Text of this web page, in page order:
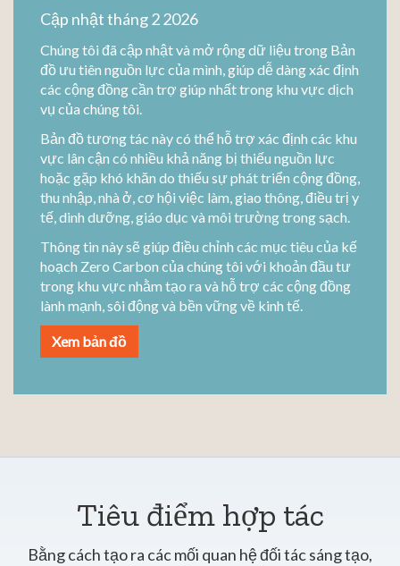
Cập nhật tháng 2 2026
Chúng tôi đã cập nhật và mở rộng dữ liệu trong Bản
đồ ưu tiên nguồn lực của mình, giúp dễ dàng xác định
các cộng đồng cần trợ giúp nhất trong khu vực dịch
vụ của chúng tôi.
Bản đồ tương tác này có thể hỗ trợ xác định các khu
vực lân cận có nhiều khả năng bị thiếu nguồn lực
hoặc gặp khó khăn do thiếu sự phát triển cộng đồng,
thu nhập, nhà ở, cơ hội việc làm, giao thông, điều trị y
tế, dinh dưỡng, giáo dục và môi trường trong sạch.
Thông tin này sẽ giúp điều chỉnh các mục tiêu của kế
hoạch Zero Carbon của chúng tôi với khoản đầu tư
trong khu vực nhằm tạo ra và hỗ trợ các cộng đồng
lành mạnh, sôi động và bền vững về kinh tế.
Xem bản đồ
Tiêu điểm hợp tác
Bằng cách tạo ra các mối quan hệ đối tác sáng tạo,